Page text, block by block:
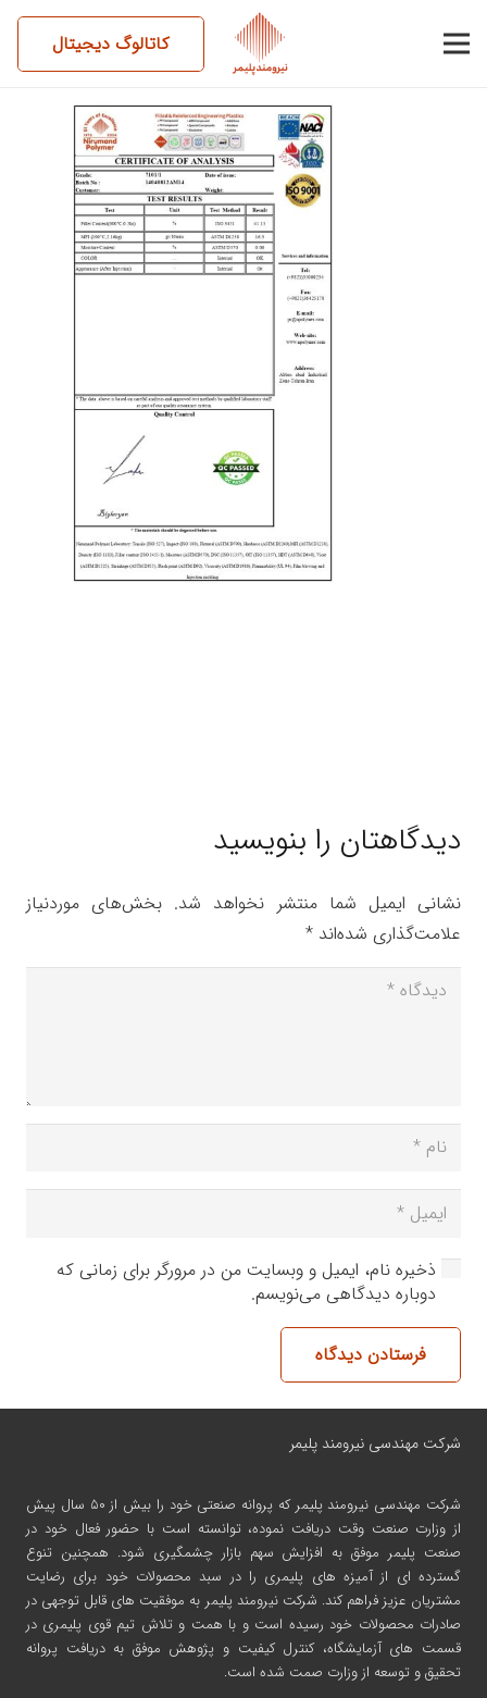
کاتالوگ دیجیتال
14040812AM14-7101-1
دیدگاهتان را بنویسید
نشانی ایمیل شما منتشر نخواهد شد. بخش‌های موردنیاز
علامت‌گذاری شده‌اند *
ذخیره نام، ایمیل و وبسایت من در مرورگر برای زمانی که
دوباره دیدگاهی می‌نویسم.
فرستادن دیدگاه
شرکت مهندسی نیرومند پلیمر
شرکت مهندسی نیرومند پلیمر
که پروانه صنعتی خود را بیش از ۵۰ سال پیش
از وزارت صنعت وقت دریافت نموده، توانسته است با حضور فعال خود در
صنعت پلیمر موفق به افزایش سهم بازار چشمگیری شود. همچنین تنوع
گسترده ای از آمیزه های پلیمری را در سبد محصولات خود برای رضایت
مشتریان عزیز فراهم کند. شرکت نیرومند پلیمر به موفقیت های قابل توجهی در
صادرات محصولات خود رسیده است و با همت و تلاش تیم قوی پلیمری در
قسمت های آزمایشگاه، کنترل کیفیت و پژوهش موفق به دریافت پروانه
تحقیق و توسعه از وزارت صمت شده است.